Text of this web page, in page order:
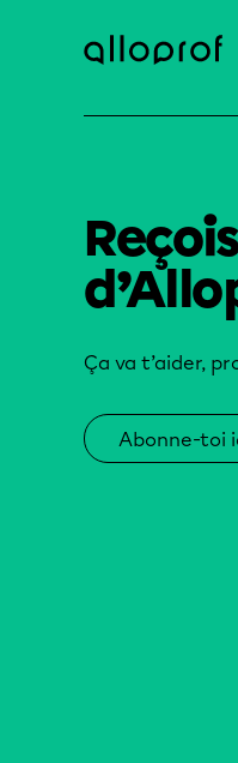
Ça va t’aider,
Abonne-toi